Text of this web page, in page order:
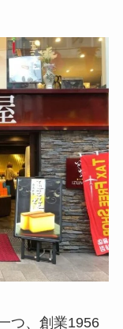
つ、創業1956